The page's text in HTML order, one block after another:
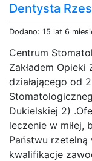
Dentysta
Dodano: 15 lat 6
Centrum
Zakładem
działającego od
Dukielskiej 2)
leczenie w miłej,
Państwu
kwalifikacje